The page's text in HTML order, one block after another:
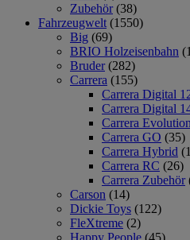
Zubehör (38)
Fahrzeugwelt (1550)
Big (69)
BRIO Holzeisenbahn
Bruder (282)
Carrera (155)
Carrera Digital
Carrera Digital
Carrera Evolution
Carrera GO (35)
Carrera Hybrid
Carrera RC (26)
Carrera Zubehör
Carson (14)
Dickie Toys (122)
FleXtreme (2)
Happy People (45)